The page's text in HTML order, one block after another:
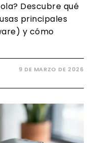
Descubre qué
principales
y cómo
9 DE MARZO DE 2026